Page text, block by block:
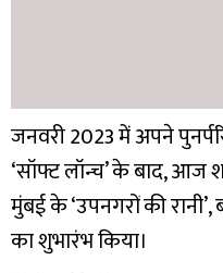
जनवरी 2023 में अपने
‘सॉफ्ट लॉन्च’ के बाद, आज
मुंबई के ‘उपनगरों की
का शुभारंभ किया।